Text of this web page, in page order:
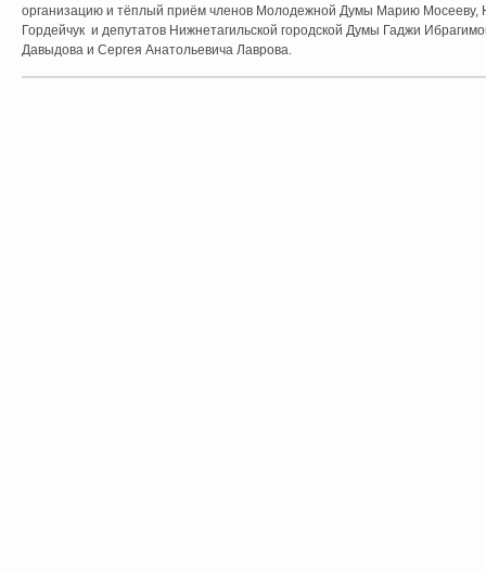
организацию и тёплый приём членов Молодежной Думы Марию
Гордейчук и депутатов Нижнетагильской городской Думы Гаджи
Давыдова и Сергея Анатольевича Лаврова.